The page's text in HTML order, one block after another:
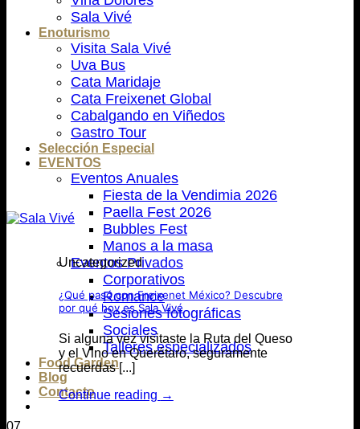
Sala Vivé
Enoturismo
Visita Sala Vivé
Uva Bus
Cata Maridaje
Cata Freixenet Global
Cabalgando en Viñedos
Gastro Tour
Selección Especial
EVENTOS
Eventos Anuales
Fiesta de la Vendimia 2026
Paella Fest 2026
Bubbles Fest
Manos a la masa
Eventos Privados
Corporativos
Romance
Sesiones fotográficas
Sociales
Talleres especializados
Food Garden
Blog
Contacto
Uncategorized
¿Qué pasó con Freixenet México? Descubre
por qué hoy es Sala Vivé
Si alguna vez visitaste la Ruta del Queso
y el Vino en Querétaro, seguramente
recuerdas [...]
Continue reading →